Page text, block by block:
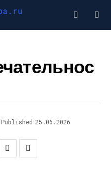
Published 25.06.2026